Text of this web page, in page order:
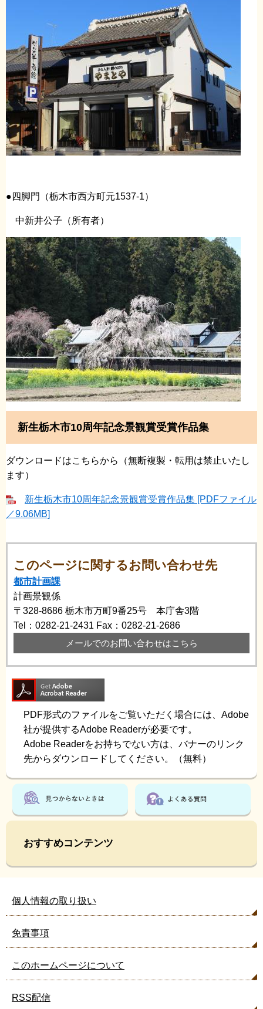
●四脚門（栃木市西方町元1537-1）
中新井公子（所有者）
新生栃木市10周年記念景観賞受賞作品集
ダウンロードはこちらから（無断複製・転用は禁止いたし
ます）
新生栃木市10周年記念景観賞受賞作品集 [PDFファイル
／9.06MB]
このページに関するお問い合わせ先
都市計画課
計画景観係
〒328-8686 栃木市万町9番25号 本庁舎3階
Tel：0282-21-2431 Fax：0282-21-2686
メールでのお問い合わせはこちら
PDF形式のファイルをご覧いただく場合には、Adobe
社が提供するAdobe Readerが必要です。
Adobe Readerをお持ちでない方は、バナーのリンク
先からダウンロードしてください。（無料）
おすすめコンテンツ
個人情報の取り扱い
免責事項
このホームページについて
RSS配信